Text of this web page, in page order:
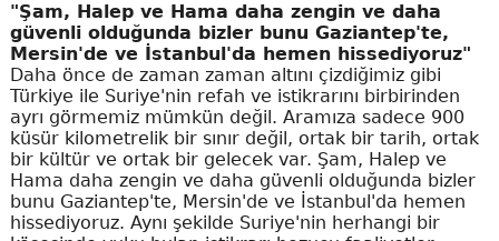
"Şam, Halep ve Hama daha zengin ve daha
güvenli olduğunda bizler bunu Gaziantep'te,
Mersin'de ve İstanbul'da hemen hissediyoruz"
Daha önce de zaman zaman altını çizdiğimiz gibi
Türkiye ile Suriye'nin refah ve istikrarını birbirinden
ayrı görmemiz mümkün değil. Aramıza sadece 900
küsür kilometrelik bir sınır değil, ortak bir tarih, ortak
bir kültür ve ortak bir gelecek var. Şam, Halep ve
Hama daha zengin ve daha güvenli olduğunda bizler
bunu Gaziantep'te, Mersin'de ve İstanbul'da hemen
hissediyoruz. Aynı şekilde Suriye'nin herhangi bir